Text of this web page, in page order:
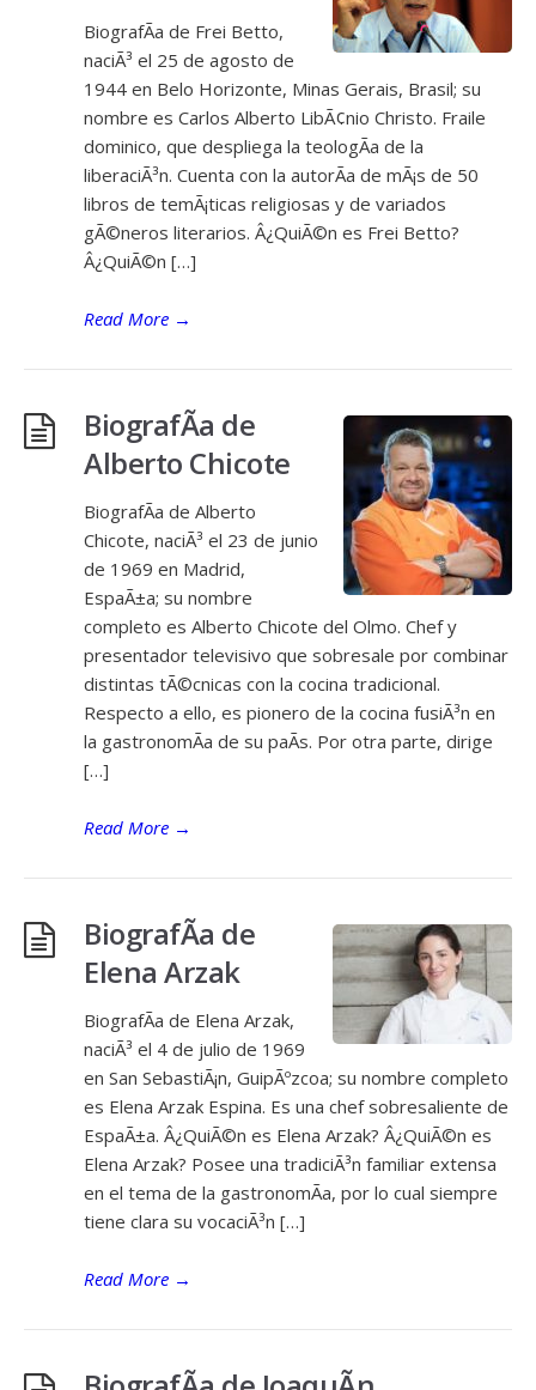
BiografÃ­a de Frei Betto,
naciÃ³ el 25 de agosto de
1944 en Belo Horizonte, Minas Gerais, Brasil; su
nombre es Carlos Alberto LibÃ¢nio Christo. Fraile
dominico, que despliega la teologÃ­a de la
liberaciÃ³n. Cuenta con la autorÃ­a de mÃ¡s de 50
libros de temÃ¡ticas religiosas y de variados
gÃ©neros literarios. Â¿QuiÃ©n es Frei Betto?
Â¿QuiÃ©n […]
Read More →
BiografÃ­a de
Alberto Chicote
BiografÃ­a de Alberto
Chicote, naciÃ³ el 23 de junio
de 1969 en Madrid,
EspaÃ±a; su nombre
completo es Alberto Chicote del Olmo. Chef y
presentador televisivo que sobresale por combinar
distintas tÃ©cnicas con la cocina tradicional.
Respecto a ello, es pionero de la cocina fusiÃ³n en
la gastronomÃ­a de su paÃ­s. Por otra parte, dirige
[…]
Read More →
BiografÃ­a de
Elena Arzak
BiografÃ­a de Elena Arzak,
naciÃ³ el 4 de julio de 1969
en San SebastiÃ¡n, GuipÃºzcoa; su nombre completo
es Elena Arzak Espina. Es una chef sobresaliente de
EspaÃ±a. Â¿QuiÃ©n es Elena Arzak? Â¿QuiÃ©n es
Elena Arzak? Posee una tradiciÃ³n familiar extensa
en el tema de la gastronomÃ­a, por lo cual siempre
tiene clara su vocaciÃ³n […]
Read More →